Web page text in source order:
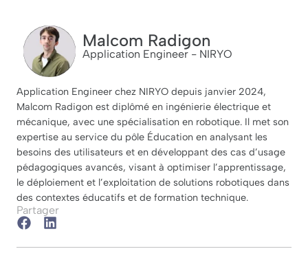
Malcom Radigon
Application Engineer - NIRYO
Application Engineer chez NIRYO depuis janvier 2024,
Malcom Radigon est diplômé en ingénierie électrique et
mécanique, avec une spécialisation en robotique. Il met son
expertise au service du pôle Éducation en analysant les
besoins des utilisateurs et en développant des cas d’usage
pédagogiques avancés, visant à optimiser l’apprentissage,
le déploiement et l’exploitation de solutions robotiques dans
des contextes éducatifs et de formation technique.
Partager